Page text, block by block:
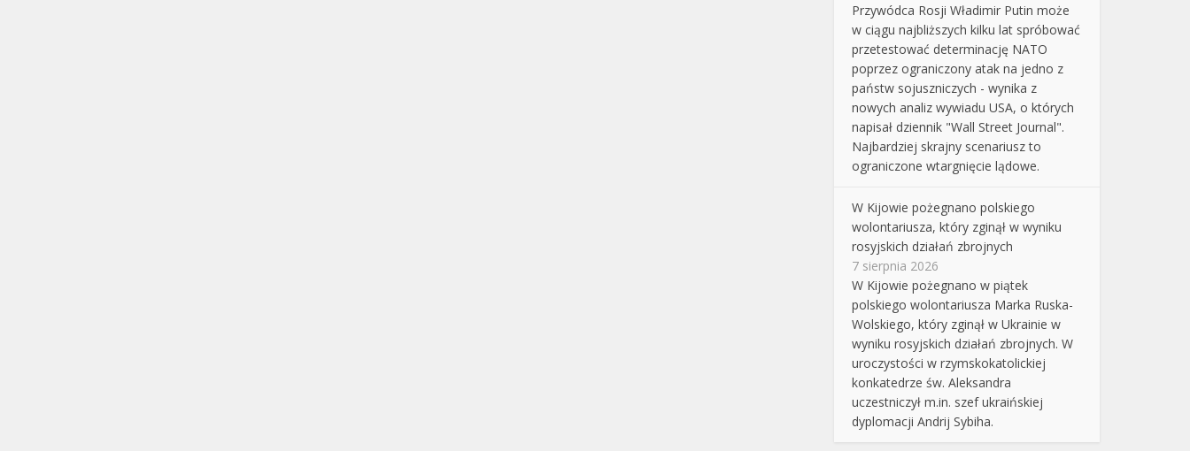
Przywódca Rosji Władimir Putin może
w ciągu najbliższych kilku lat spróbować
przetestować determinację NATO
poprzez ograniczony atak na jedno z
państw sojuszniczych - wynika z
nowych analiz wywiadu USA, o których
napisał dziennik "Wall Street Journal".
Najbardziej skrajny scenariusz to
ograniczone wtargnięcie lądowe.
W Kijowie pożegnano polskiego
wolontariusza, który zginął w wyniku
rosyjskich działań zbrojnych
7 sierpnia 2026
W Kijowie pożegnano w piątek
polskiego wolontariusza Marka Ruska-
Wolskiego, który zginął w Ukrainie w
wyniku rosyjskich działań zbrojnych. W
uroczystości w rzymskokatolickiej
konkatedrze św. Aleksandra
uczestniczył m.in. szef ukraińskiej
dyplomacji Andrij Sybiha.